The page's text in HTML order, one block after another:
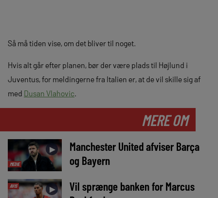
Så må tiden vise, om det bliver til noget.
Hvis alt går efter planen, bør der være plads til Højlund i
Juventus, for meldingerne fra Italien er, at de vil skille sig af
med Dusan Vlahovic.
MERE OM
MEDIE
►
Manchester United afviser Barça
og Bayern
AVIS ►
Vil sprænge banken for Marcus